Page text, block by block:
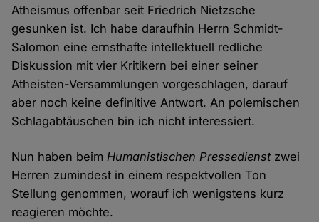
Atheismus offenbar seit Friedrich Nietzsche
gesunken ist. Ich habe daraufhin Herrn Schmidt-
Salomon eine ernsthafte intellektuell redliche
Diskussion mit vier Kritikern bei einer seiner
Atheisten-Versammlungen vorgeschlagen, darauf
aber noch keine definitive Antwort. An polemischen
Schlagabtäuschen bin ich nicht interessiert.
Nun haben beimHumanistischen Pressedienstzwei
Herren zumindest in einem respektvollen Ton
Stellung genommen, worauf ich wenigstens kurz
reagieren möchte.